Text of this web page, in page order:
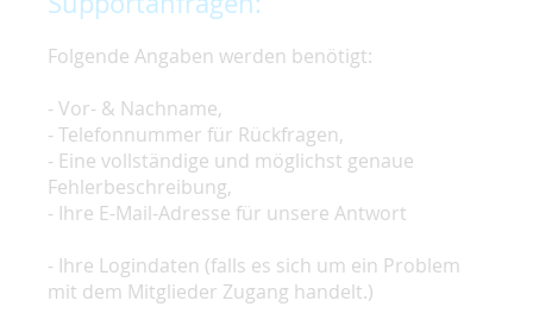
Folgende Angaben werden benötigt:
- Vor- & Nachname,
- Telefonnummer für Rückfragen,
- Eine vollständige und möglichst genaue
Fehlerbeschreibung,
- Ihre E-Mail-Adresse für unsere Antwort
- Ihre Logindaten (falls es sich um ein Problem
mit dem Mitglieder Zugang handelt.)